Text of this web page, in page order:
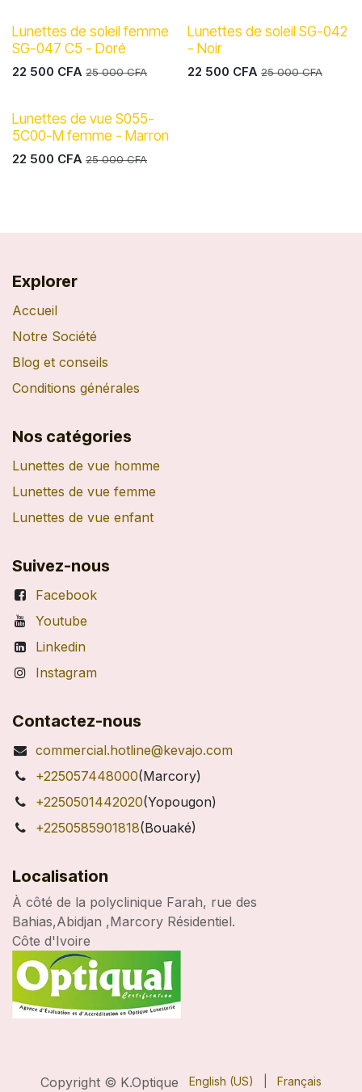
Lunettes de soleil femme
SG-047 C5 - Doré
22 500 CFA 25 000CFA
Lunettes de soleil SG-042
- Noir
22 500 CFA 25 000CFA
Lunettes de vue S055-
5C00-M femme - Marron
22 500 CFA 25 000CFA
Explorer
Accueil
Notre Société
Blog et conseils
Conditions générales
Nos catégories
Lunettes de vue homme
Lunettes de vue femme
Lunettes de vue enfant
Suivez-nous
Facebook
Youtube
Linkedin
Instagram
Contactez-nous
commercial.hotline@kevajo.com
+225057448000(Marcory)
+2250501442020(Yopougon)
+2250585901818(Bouaké)
Localisation
À côté de la polyclinique Farah, rue des
Bahias,Abidjan ,Marcory Résidentiel.
Côte d'Ivoire
Copyright © K.Optique English (US) Français